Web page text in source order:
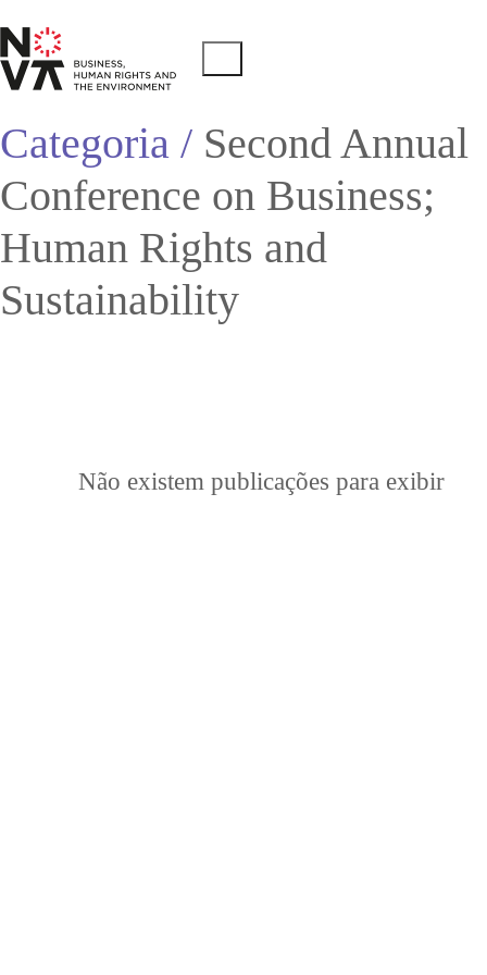
Categoria / Second Annual
Conference on Business;
Human Rights and
Sustainability
Não existem publicações para exibir